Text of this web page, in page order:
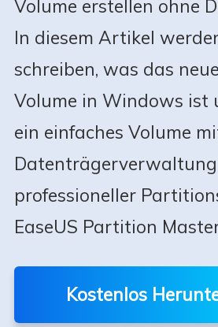
Volume erstellen ohne
In diesem Artikel
schreiben, was das
Volume in Windows ist
ein einfaches Volume
professioneller
EaseUS Partition
Kostenlos